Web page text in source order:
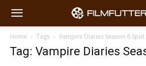
Home Tags Vampire Diaries Season 6 Spot
Tag: Vampire Diaries